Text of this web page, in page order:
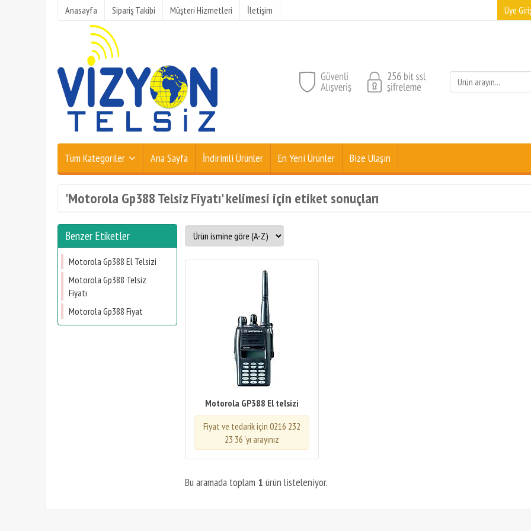
Anasayfa Sipariş Takibi Müşteri Hizmetleri İletişim Üye
Tüm Kategoriler Ana Sayfa İndirimli Ürünler En Yeni Ürünler Bize Ulaşın
'Motorola Gp388 Telsiz Fiyatı' kelimesi için etiket sonuçları
Benzer Etiketler
Motorola Gp388 El Telsizi
Motorola Gp388 Telsiz
Fiyatı
Motorola Gp388 Fiyat
Motorola GP388 El telsizi
Fiyat ve tedarik için 0216 232
23 36 'yı arayınız
Bu aramada toplam 1 ürün listeleniyor.